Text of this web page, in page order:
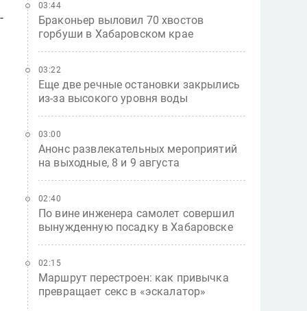
Браконьер выловил 70 хвостов
горбуши в Хабаровском крае
03:44
Еще две речные остановки закрылись
из-за высокого уровня воды
03:22
Анонс развлекательных мероприятий
на выходные, 8 и 9 августа
03:00
По вине инженера самолет совершил
вынужденную посадку в Хабаровске
02:40
Маршрут перестроен: как привычка
превращает секс в «эскалатор»
02:15